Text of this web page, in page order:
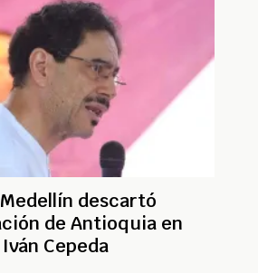
descartó
de Antioquia en
Cepeda